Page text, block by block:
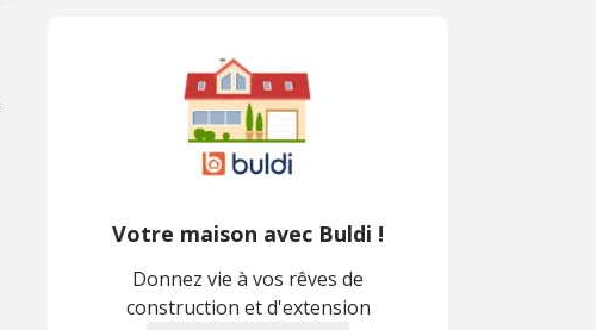
Votre maison avec Buldi !
Donnez vie à vos rêves de
construction et d'extension